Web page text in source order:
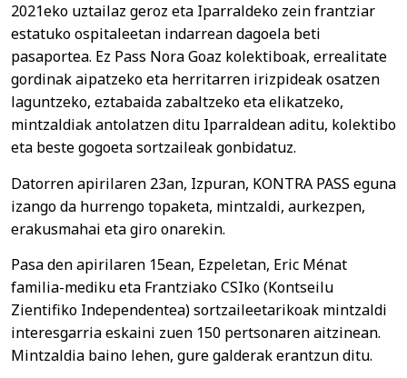
2021eko uztailaz geroz eta Iparraldeko zein frantziar
estatuko ospitaleetan indarrean dagoela beti
pasaportea. Ez Pass Nora Goaz kolektiboak, errealitate
gordinak aipatzeko eta herritarren irizpideak osatzen
laguntzeko, eztabaida zabaltzeko eta elikatzeko,
mintzaldiak antolatzen ditu Iparraldean aditu, kolektibo
eta beste gogoeta sortzaileak gonbidatuz.
Datorren apirilaren 23an, Izpuran, KONTRA PASS eguna
izango da hurrengo topaketa, mintzaldi, aurkezpen,
erakusmahai eta giro onarekin.
Pasa den apirilaren 15ean, Ezpeletan, Eric Ménat
familia-mediku eta Frantziako CSIko (Kontseilu
Zientifiko Independentea) sortzaileetarikoak mintzaldi
interesgarria eskaini zuen 150 pertsonaren aitzinean.
Mintzaldia baino lehen, gure galderak erantzun ditu.